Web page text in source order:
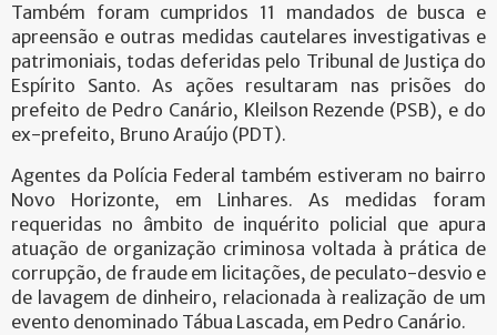
Também foram cumpridos 11 mandados de busca e
apreensão e outras medidas cautelares investigativas e
patrimoniais, todas deferidas pelo Tribunal de Justiça do
Espírito Santo. As ações resultaram nas prisões do
prefeito de Pedro Canário, Kleilson Rezende (PSB), e do
ex-prefeito, Bruno Araújo (PDT).
Agentes da Polícia Federal também estiveram no bairro
Novo Horizonte, em Linhares. As medidas foram
requeridas no âmbito de inquérito policial que apura
atuação de organização criminosa voltada à prática de
corrupção, de fraude em licitações, de peculato-desvio e
de lavagem de dinheiro, relacionada à realização de um
evento denominado Tábua Lascada, em Pedro Canário.